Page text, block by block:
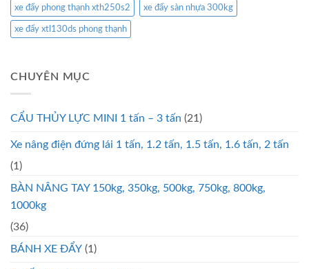
xe đẩy phong thạnh xth250s2 xe đẩy sàn nhựa 300kg
xe đẩy xtl130ds phong thạnh
CHUYÊN MỤC
CẨU THỦY LỰC MINI 1 tấn – 3 tấn (21)
Xe nâng điện đứng lái 1 tấn, 1.2 tấn, 1.5 tấn, 1.6 tấn, 2 tấn
(1)
BÀN NÂNG TAY 150kg, 350kg, 500kg, 750kg, 800kg,
1000kg
(36)
BÁNH XE ĐẨY (1)